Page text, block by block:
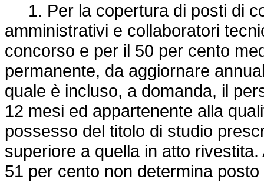
1. Per la copertura di posti di
amministrativi e collaboratori
concorso e per il 50 per cento
permanente, da aggiornare
quale è incluso, a domanda, il
12 mesi ed appartenente alla
possesso del titolo di studio
superiore a quella in atto
51 per cento non determina